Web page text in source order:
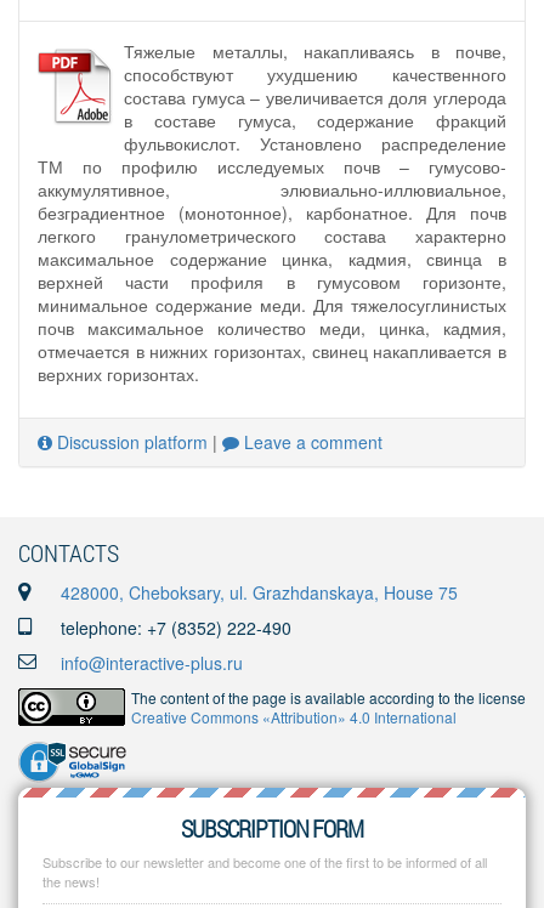
Тяжелые металлы, накапливаясь в почве,
способствуют ухудшению качественного
состава гумуса – увеличивается доля углерода
в составе гумуса, содержание фракций
фульвокислот. Установлено распределение
ТМ по профилю исследуемых почв – гумусово-
аккумулятивное, элювиально-иллювиальное,
безградиентное (монотонное), карбонатное. Для почв
легкого гранулометрического состава характерно
максимальное содержание цинка, кадмия, свинца в
верхней части профиля в гумусовом горизонте,
минимальное содержание меди. Для тяжелосуглинистых
почв максимальное количество меди, цинка, кадмия,
отмечается в нижних горизонтах, свинец накапливается в
верхних горизонтах.
Discussion platform | Leave a comment
CONTACTS
428000, Cheboksary, ul. Grazhdanskaya, House 75
telephone: +7 (8352) 222-490
info@interactive-plus.ru
The content of the page is available according to the license
Creative Commons «Attribution» 4.0 International
SUBSCRIPTION FORM
Subscribe to our newsletter and become one of the first to be informed of all
the news!